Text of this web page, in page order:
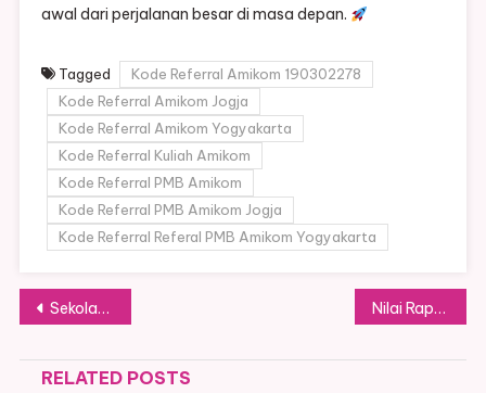
awal dari perjalanan besar di masa depan.
Tagged
Kode Referral Amikom 190302278
Kode Referral Amikom Jogja
Kode Referral Amikom Yogyakarta
Kode Referral Kuliah Amikom
Kode Referral PMB Amikom
Kode Referral PMB Amikom Jogja
Kode Referral Referal PMB Amikom Yogyakarta
Post
navigation
Sekolah Tinggi Ilmu Statistik, Sekolah Kedinasan Ilmu Statistika, Tertarik? Nilai Rapor Jadi Penentu Lolos Sekolah Kedinasan 2026
RELATED POSTS